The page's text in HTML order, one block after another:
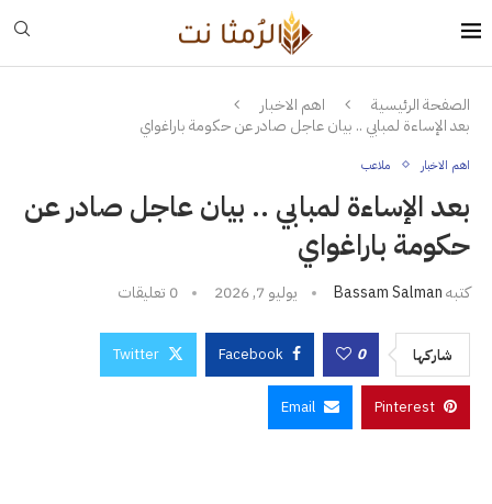
الصفحة الرئيسية
اهم الاخبار
بعد الإساءة لمبابي .. بيان عاجل صادر عن حكومة باراغواي
اهم الاخبار ملاعب
بعد الإساءة لمبابي .. بيان عاجل صادر عن
حكومة باراغواي
كتبهBassam Salman يوليو 7, 2026 0 تعليقات
شاركها 0
Facebook
Twitter
Pinterest
Email